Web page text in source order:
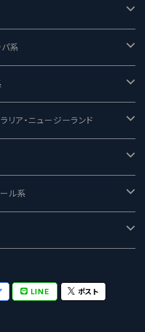
ーイング
ストーリー
Y.Market Brewing
ズ
ライアス
ーン
系
ッグ
イン
ク
ダークネス
ア・ニュージーランド
リッジー
スピレーターズ
ル系
LINE ポスト